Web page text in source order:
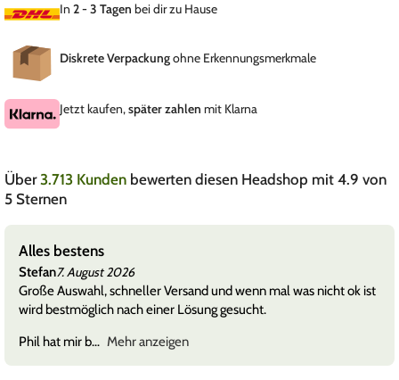
In 2 - 3 Tagen bei dir zu Hause
Diskrete Verpackungohne Erkennungsmerkmale
Jetzt kaufen,später zahlen mit Klarna
Über3.713 Kunden bewerten diesen Headshop mit 4.9 von
5 Sternen
Alles bestens
Stefan7. August 2026
Große Auswahl, schneller Versand und wenn mal was nicht ok ist
wird bestmöglich nach einer Lösung gesucht.
Phil hat mir b
Mehr anzeigen